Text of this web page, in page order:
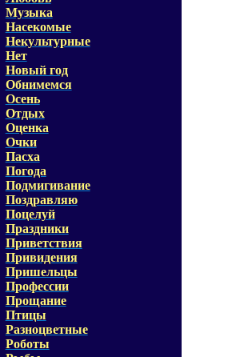
Музыка
Насекомые
Некультурные
Нет
Новый год
Обнимемся
Осень
Отдых
Оценка
Очки
Пасха
Погода
Подмигивание
Поздравляю
Поцелуй
Праздники
Приветствия
Привидения
Пришельцы
Профессии
Прощание
Птицы
Разноцветные
Роботы